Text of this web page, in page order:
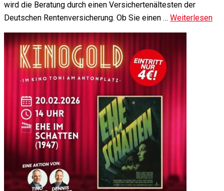
wird die Beratung durch einen Versichertenältesten der
Deutschen Rentenversicherung. Ob Sie einen … Weiterlesen